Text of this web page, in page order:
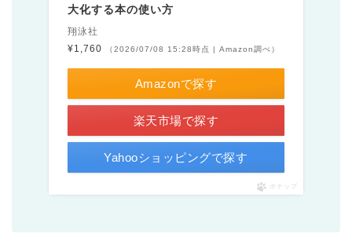
大化する本の使い方
翔泳社
¥1,760
（2026/07/08 15:28時点 | Amazon調べ）
Amazonで探す
楽天市場で探す
Yahooショッピングで探す
ポチップ